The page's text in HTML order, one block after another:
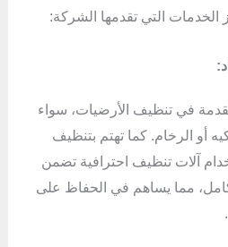
الخدمات التي تقدمها الشركة:
في تنظيف الأرضيات، سواء
أو الرخام. كما تهتم بتنظيف
آلات تنظيف احترافية تضمن
كامل، مما يساهم في الحفاظ على